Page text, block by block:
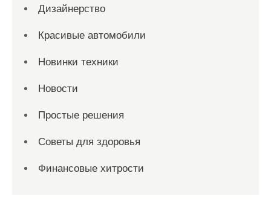
Дизайнерство
Красивые автомобили
Новинки техники
Новости
Простые решения
Советы для здоровья
Финансовые хитрости